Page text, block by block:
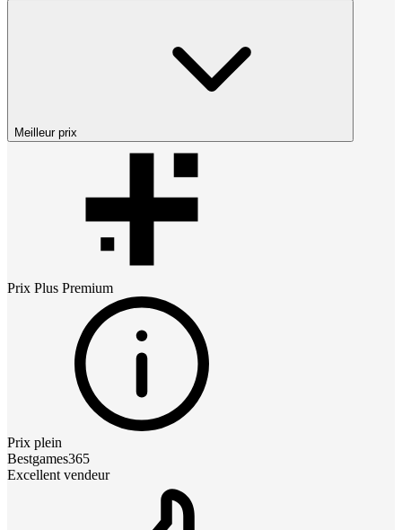
Meilleur prix
Prix Plus Premium
Prix plein
Bestgames365
Excellent vendeur